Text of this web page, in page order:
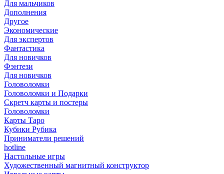
Для мальчиков
Дополнения
Другое
Экономические
Для экспертов
Фантастика
Для новичков
Фэнтези
Для новичков
Головоломки
Головоломки и Подарки
Cкретч карты и постеры
Головоломки
Карты Таро
Кубики Рубика
Приниматели решений
hotline
Настольные игры
Художественный магнитный конструктор